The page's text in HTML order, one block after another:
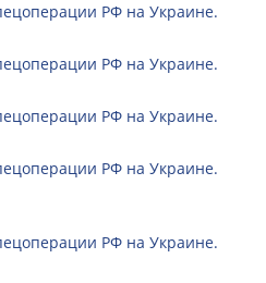
РФ на Украине.
РФ на Украине.
РФ на Украине.
РФ на Украине.
РФ на Украине.